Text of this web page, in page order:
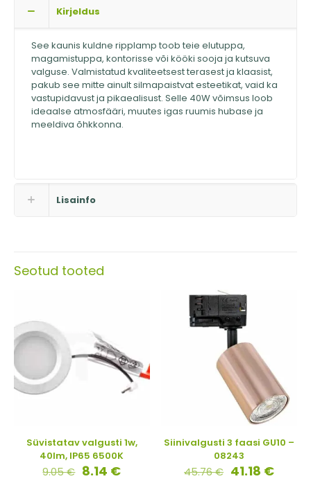
Kirjeldus
See kaunis kuldne ripplamp toob teie elutuppa,
magamistuppa, kontorisse või kööki sooja ja kutsuva
valguse. Valmistatud kvaliteetsest terasest ja klaasist,
pakub see mitte ainult silmapaistvat esteetikat, vaid ka
vastupidavust ja pikaealisust. Selle 40W võimsus loob
ideaalse atmosfääri, muutes igas ruumis hubase ja
meeldiva õhkkonna.
Lisainfo
Seotud tooted
Süvistatav valgusti 1w,
40lm, IP65 6500K
9.05€ 8.14 €
Siinivalgusti 3 faasi GU10 –
08243
45.76€ 41.18 €